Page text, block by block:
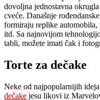
dovoljna jednostavna
cveće. Današnje
formiraju replike
itd. Sa najnovijom
tabli, možete imati čak i
Torte za dečake
Neke od najpopularnijih
dečake jesu likovi iz